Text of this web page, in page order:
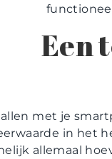
Een
met je
in het
allemaal